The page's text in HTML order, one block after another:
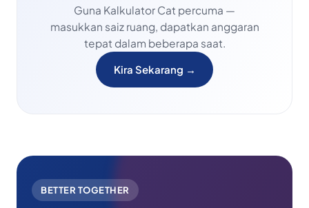
Guna Kalkulator Cat percuma —
masukkan saiz ruang, dapatkan anggaran
tepat dalam beberapa saat.
Kira Sekarang →
BETTER TOGETHER